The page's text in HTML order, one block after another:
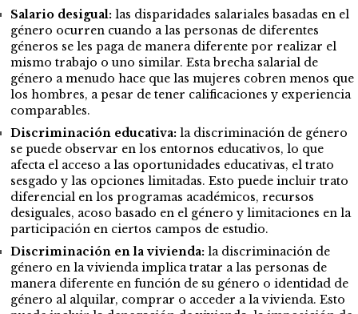
Salario desigual: las disparidades salariales basadas en el
género ocurren cuando a las personas de diferentes
géneros se les paga de manera diferente por realizar el
mismo trabajo o uno similar. Esta brecha salarial de
género a menudo hace que las mujeres cobren menos que
los hombres, a pesar de tener calificaciones y experiencia
comparables.
Discriminación educativa: la discriminación de género
se puede observar en los entornos educativos, lo que
afecta el acceso a las oportunidades educativas, el trato
sesgado y las opciones limitadas. Esto puede incluir trato
diferencial en los programas académicos, recursos
desiguales, acoso basado en el género y limitaciones en la
participación en ciertos campos de estudio.
Discriminación en la vivienda: la discriminación de
género en la vivienda implica tratar a las personas de
manera diferente en función de su género o identidad de
género al alquilar, comprar o acceder a la vivienda. Esto